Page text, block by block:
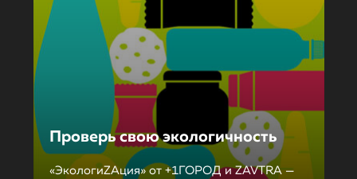
Проверь свою экологичность
«ЭкологиZAция» от +1ГОРОД и ZAVTRA —